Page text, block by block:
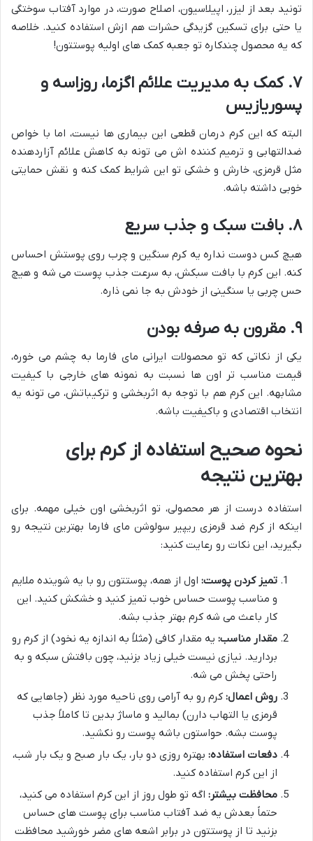
تونید بعد از لیزر، اپیلاسیون، اصلاح صورت، در موارد آفتاب سوختگی
یا حتی برای تسکین گزیدگی حشرات هم ازش استفاده کنید. خلاصه
که یه محصول چندکاره تو جعبه کمک های اولیه پوستتون!
۷. کمک به مدیریت علائم اگزما، روزاسه و
پسوریازیس
البته که این کرم درمان قطعی این بیماری ها نیست، اما با خواص
ضدالتهابی و ترمیم کننده اش می تونه به کاهش علائم آزاردهنده
مثل قرمزی، خارش و خشکی تو این شرایط کمک کنه و نقش حمایتی
خوبی داشته باشه.
۸. بافت سبک و جذب سریع
هیچ کس دوست نداره یه کرم سنگین و چرب روی پوستش احساس
کنه. این کرم با بافت سبکش، به سرعت جذب پوست می شه و هیچ
حس چربی یا سنگینی از خودش به جا نمی ذاره.
۹. مقرون به صرفه بودن
یکی از نکاتی که تو محصولات ایرانی مای فارما به چشم می خوره،
قیمت مناسب تر اون ها نسبت به نمونه های خارجی با کیفیت
مشابهه. این کرم هم با توجه به اثربخشی و ترکیباتش، می تونه یه
انتخاب اقتصادی و باکیفیت باشه.
نحوه صحیح استفاده از کرم برای
بهترین نتیجه
استفاده درست از هر محصولی، تو اثربخشی اون خیلی مهمه. برای
اینکه از کرم ضد قرمزی ریپیر سولوشن مای فارما بهترین نتیجه رو
بگیرید، این نکات رو رعایت کنید:
تمیز کردن پوست: اول از همه، پوستتون رو با یه شوینده ملایم
و مناسب پوست حساس خوب تمیز کنید و خشکش کنید. این
کار باعث می شه کرم بهتر جذب بشه.
مقدار مناسب: یه مقدار کافی (مثلاً به اندازه یه نخود) از کرم رو
بردارید. نیازی نیست خیلی زیاد بزنید، چون بافتش سبکه و به
راحتی پخش می شه.
روش اعمال: کرم رو به آرامی روی ناحیه مورد نظر (جاهایی که
قرمزی یا التهاب دارن) بمالید و ماساژ بدین تا کاملاً جذب
پوست بشه. حواستون باشه پوست رو نکشید.
دفعات استفاده: بهتره روزی دو بار، یک بار صبح و یک بار شب،
از این کرم استفاده کنید.
محافظت بیشتر: اگه تو طول روز از این کرم استفاده می کنید،
حتماً بعدش یه ضد آفتاب مناسب برای پوست های حساس
بزنید تا از پوستتون در برابر اشعه های مضر خورشید محافظت